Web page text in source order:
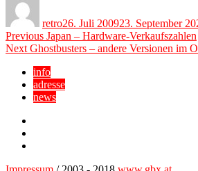
retro26. Juli 200923. September
Beitragsnavigation
Previous Previous
post:
Japan – Hardware-Verkaufszahlen
Next Next
Ghostbusters – andere Versionen im
info
adresse
news